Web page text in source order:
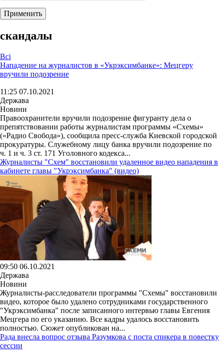
скандалы
Всі
Нападение на журналистов в «Укрэксимбанке»: Мецгеру
вручили подозрение
11:25 07.10.2021
Держава
Новини
Правоохранители вручили подозрение фигуранту дела о
препятствовании работы журналистам программы «Схемы»
(«Радио Свобода»), сообщила пресс-служба Киевской городской
прокуратуры. Служебному лицу банка вручили подозрение по
ч. 1 и ч. 3 ст. 171 Уголовного кодекса...
Журналисты "Схем" восстановили удаленное видео нападения в
кабинете главы "Укрэксимбанка" (видео)
09:50 06.10.2021
Держава
Новини
Журналисты-расследователи программы "Схемы" восстановили
видео, которое было удалено сотрудниками государственного
"Укрэксимбанка" после записанного интервью главы Евгения
Мецгера по его указанию. Все кадры удалось восстановить
полностью. Сюжет опубликован на...
Рада внесла вопрос отзыва Разумкова с поста спикера в повестку
сессии